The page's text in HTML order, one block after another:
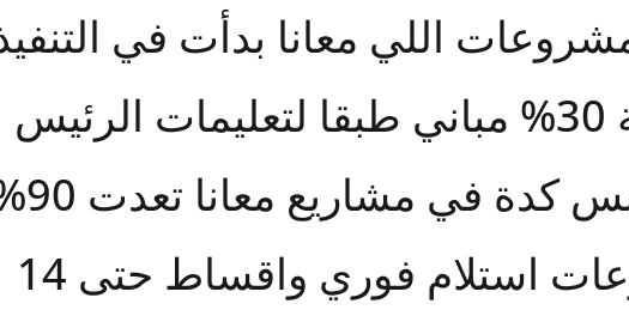
اللي معانا بدأت في
وتخطت بنسبة 30% مباني طبقا لتعليمات الرئيس
السيسي مش بس كدة
مباني ومشروعات استلام فوري واقساط حتى 14